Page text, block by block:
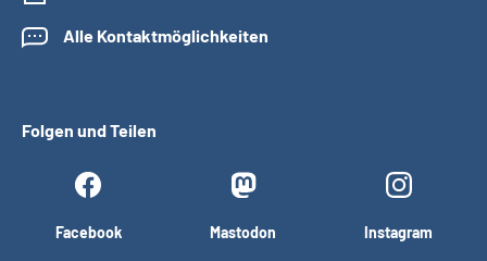
Alle Kontaktmöglichkeiten
Folgen und Teilen
Facebook Mastodon Instagram